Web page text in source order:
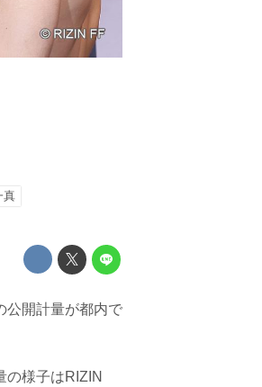
真
公開計量が都内で
の様子はRIZIN